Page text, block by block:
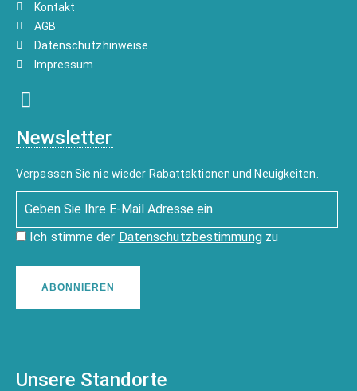
Kontakt
AGB
Datenschutzhinweise
Impressum
Newsletter
Verpassen Sie nie wieder Rabattaktionen und Neuigkeiten.
Ich stimme der Datenschutzbestimmungzu
ABONNIEREN
Unsere Standorte